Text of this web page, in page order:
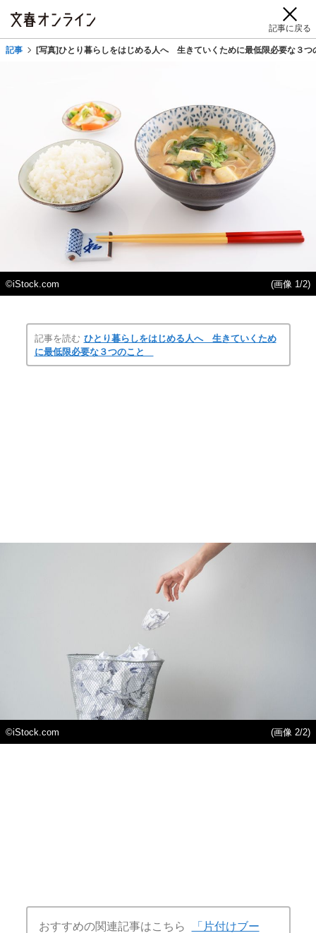
記事に戻る
記事 [写真]ひとり暮らしをはじめる人へ 生きていくために最低限必要な３
©iStock.com (画像 1/2)
記事を読む ひとり暮らしをはじめる人へ 生きていくため
に最低限必要な３つのこと
©iStock.com (画像 2/2)
おすすめの関連記事はこちら
「片付けブー